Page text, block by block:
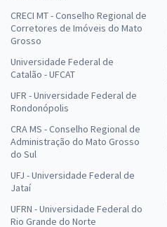
CRECI MT - Conselho Regional de
Corretores de Imóveis do Mato
Grosso
Universidade Federal de
Catalão - UFCAT
UFR - Universidade Federal de
Rondonópolis
CRA MS - Conselho Regional de
Administração do Mato Grosso
do Sul
UFJ - Universidade Federal de
Jataí
UFRN - Universidade Federal do
Rio Grande do Norte